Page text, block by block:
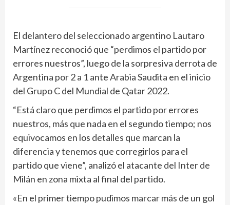
El delantero del seleccionado argentino Lautaro
Martínez reconoció que “perdimos el partido por
errores nuestros”, luego de la sorpresiva derrota de
Argentina por 2 a 1 ante Arabia Saudita en el inicio
del Grupo C del Mundial de Qatar 2022.
“Está claro que perdimos el partido por errores
nuestros, más que nada en el segundo tiempo; nos
equivocamos en los detalles que marcan la
diferencia y tenemos que corregirlos para el
partido que viene”, analizó el atacante del Inter de
Milán en zona mixta al final del partido.
«En el primer tiempo pudimos marcar más de un gol